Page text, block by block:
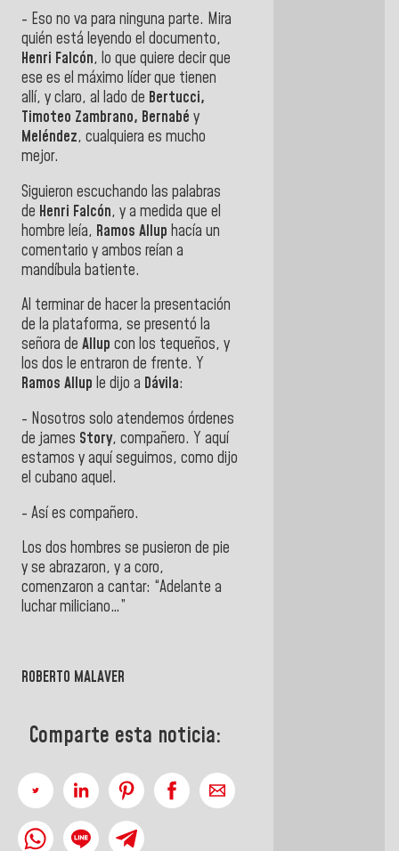
- Eso no va para ninguna parte. Mira
quién está leyendo el documento,
Henri Falcón, lo que quiere decir que
ese es el máximo líder que tienen
allí, y claro, al lado de Bertucci,
Timoteo Zambrano, Bernabé y
Meléndez, cualquiera es mucho
mejor.
Siguieron escuchando las palabras
de Henri Falcón, y a medida que el
hombre leía, Ramos Allup hacía un
comentario y ambos reían a
mandíbula batiente.
Al terminar de hacer la presentación
de la plataforma, se presentó la
señora de Allup con los tequeños, y
los dos le entraron de frente. Y
Ramos Allup le dijo a Dávila:
- Nosotros solo atendemos órdenes
de james Story, compañero. Y aquí
estamos y aquí seguimos, como dijo
el cubano aquel.
- Así es compañero.
Los dos hombres se pusieron de pie
y se abrazaron, y a coro,
comenzaron a cantar: “Adelante a
luchar miliciano…”
ROBERTO MALAVER
Comparte esta noticia: